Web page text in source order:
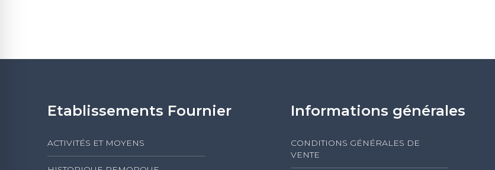
Etablissements Fournier
ACTIVITÉS ET MOYENS
Informations générales
CONDITIONS GÉNÉRALES DE
VENTE